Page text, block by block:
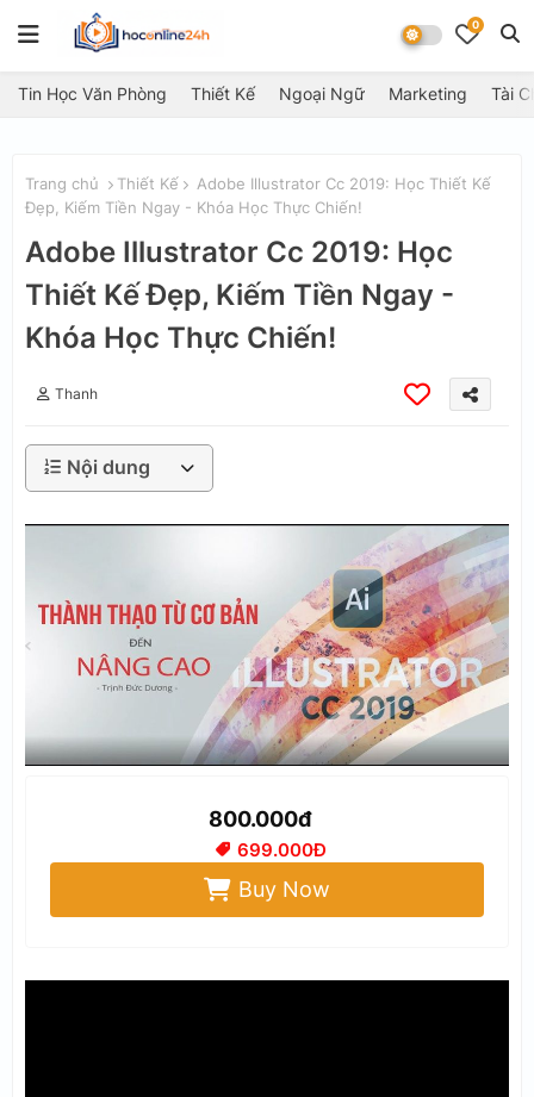
0
Tin Học Văn Phòng Thiết Kế Ngoại Ngữ Marketing Tài
Trang chủ Thiết Kế
Adobe Illustrator Cc 2019: Học Thiết Kế
Đẹp, Kiếm Tiền Ngay - Khóa Học Thực Chiến!
Adobe Illustrator Cc 2019: Học
Thiết Kế Đẹp, Kiếm Tiền Ngay -
Khóa Học Thực Chiến!
Thanh
Nội dung
800.000đ
699.000Đ
Buy Now